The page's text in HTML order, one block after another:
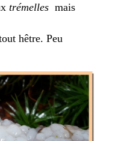
trémelles mais
hêtre. Peu